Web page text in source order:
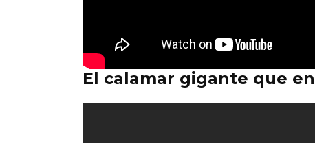
El calamar gigante que